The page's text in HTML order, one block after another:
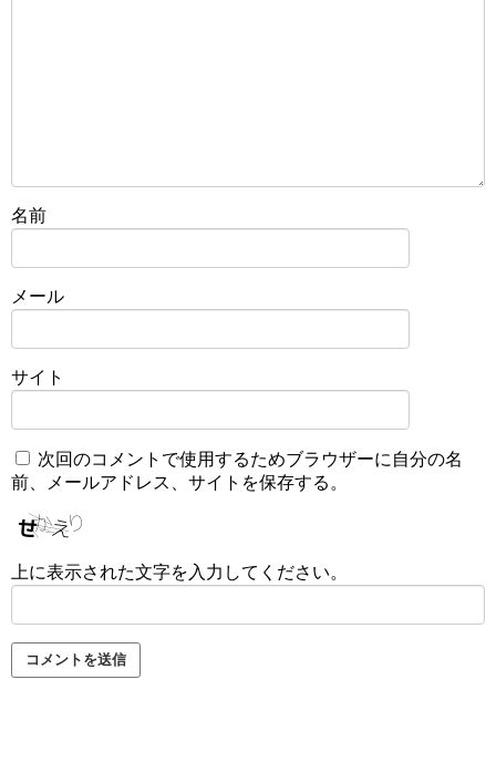
名前
メール
サイト
次回のコメントで使用するためブラウザーに自分の名
前、メールアドレス、サイトを保存する。
上に表示された文字を入力してください。